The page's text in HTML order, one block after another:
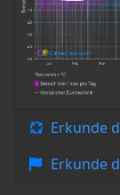
Erkunde
Erkunde